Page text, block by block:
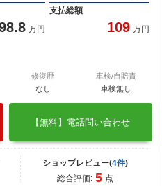
万円
支払総額
109 万円
修復歴
なし
車検/自賠責
車検無し
【無料】電話問い合わせ
ショップレビュー(4件)
総合評価: 5 点